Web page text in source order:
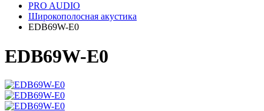
PRO AUDIO
Широкополосная акустика
EDB69W-E0
EDB69W-E0